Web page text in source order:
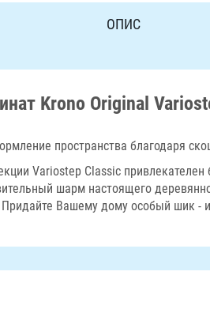
ОПИС
Krono Original
пространства благодаря
Variostep Classic
шарм настоящего
Придайте Вашему дому особый шик -